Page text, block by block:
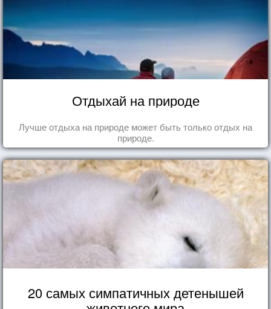
Отдыхай на природе
Лучше отдыха на природе может быть только отдых на
природе.
20 самых симпатичных детенышей